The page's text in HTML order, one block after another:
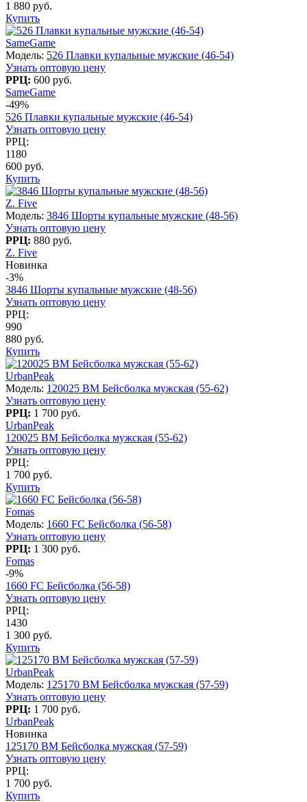
1 880 руб.
Купить
SameGame
Модель: 526 Плавки купальные мужские (46-54)
Узнать оптовую цену
РРЦ: 600 руб.
SameGame
-49%
526 Плавки купальные мужские (46-54)
Узнать оптовую цену
РРЦ:
1180
600 руб.
Купить
Z. Five
Модель: 3846 Шорты купальные мужские (48-56)
Узнать оптовую цену
РРЦ: 880 руб.
Z. Five
Новинка
-3%
3846 Шорты купальные мужские (48-56)
Узнать оптовую цену
РРЦ:
990
880 руб.
Купить
UrbanPeak
Модель: 120025 BM Бейсболка мужская (55-62)
Узнать оптовую цену
РРЦ: 1 700 руб.
UrbanPeak
120025 BM Бейсболка мужская (55-62)
Узнать оптовую цену
РРЦ:
1 700 руб.
Купить
Fomas
Модель: 1660 FC Бейсболка (56-58)
Узнать оптовую цену
РРЦ: 1 300 руб.
Fomas
-9%
1660 FC Бейсболка (56-58)
Узнать оптовую цену
РРЦ:
1430
1 300 руб.
Купить
UrbanPeak
Модель: 125170 BM Бейсболка мужская (57-59)
Узнать оптовую цену
РРЦ: 1 700 руб.
UrbanPeak
Новинка
125170 BM Бейсболка мужская (57-59)
Узнать оптовую цену
РРЦ:
1 700 руб.
Купить